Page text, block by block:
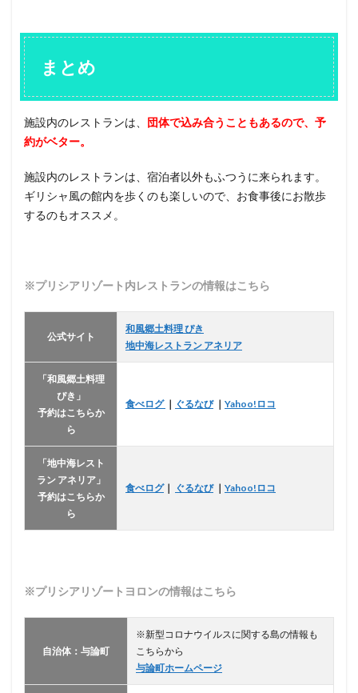
まとめ
施設内のレストランは、 団体で込み合うこともあるので、予
約がベター。
施設内のレストランは、宿泊者以外もふつうに来られます。
ギリシャ風の館内を歩くのも楽しいので、お食事後にお散歩
するのもオススメ。
※プリシアリゾート内レストランの情報はこちら
公式サイト
和風郷土料理 ぴき
地中海レストラン アネリア
「和風郷土料理
ぴき」
予約はこちらか
ら
食べログ ｜ ぐるなび｜ Yahoo!ロコ
「地中海レスト
ラン アネリア」
予約はこちらか
ら
食べログ｜ ぐるなび ｜ Yahoo!ロコ
※プリシアリゾートヨロンの情報はこちら
自治体：与論町
※新型コロナウイルスに関する島の情報も
こちらから
与論町ホームページ